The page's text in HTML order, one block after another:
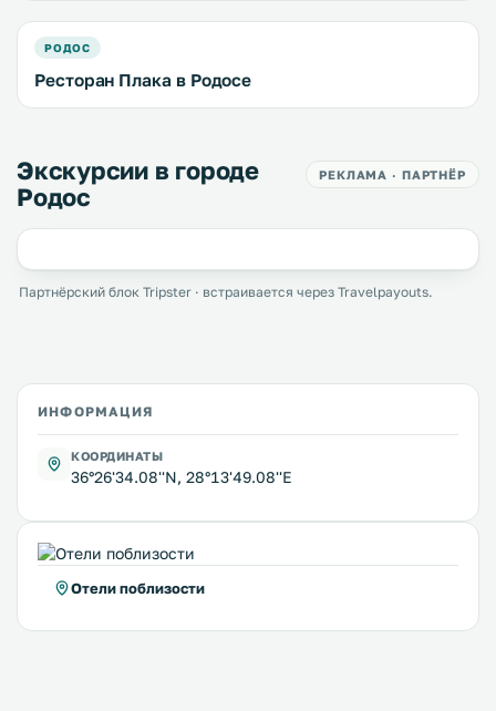
РОДОС
Ресторан Плака в Родосе
Экскурсии в городе
Родос
РЕКЛАМА · ПАРТНЁР
Партнёрский блок Tripster · встраивается через Travelpayouts.
ИНФОРМАЦИЯ
КООРДИНАТЫ
36°26'34.08''N, 28°13'49.08''E
Отели поблизости